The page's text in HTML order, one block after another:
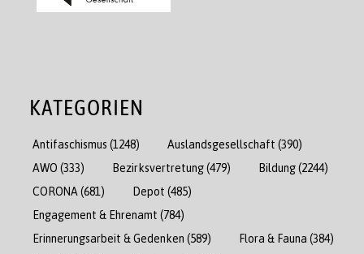
KATEGORIEN
Antifaschismus (1248) Auslandsgesellschaft (390)
AWO (333) Bezirksvertretung(479) Bildung(2244)
CORONA (681) Depot (485)
Engagement & Ehrenamt (784)
Erinnerungsarbeit & Gedenken (589) Flora & Fauna (384)